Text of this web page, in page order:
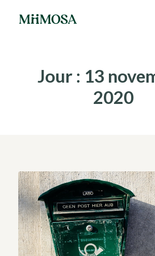
Épargne
Recherche
Jour : 13
2020